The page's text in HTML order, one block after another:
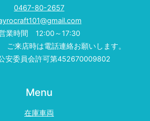
0467-80-2657
業時間 12:00～17:30
来店時は電話連絡お願いします。
安委員会許可第452670009802
Menu
在庫車両